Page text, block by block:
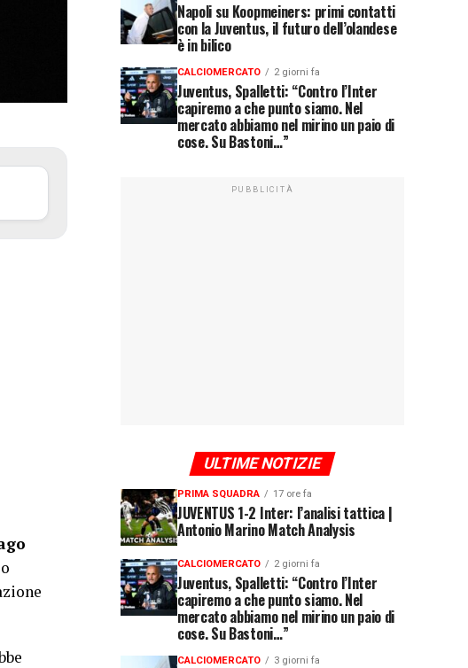
Napoli su Koopmeiners: primi contatti
con la Juventus, il futuro dell’olandese
è in bilico
CALCIOMERCATO 2 giorni fa
Juventus, Spalletti: “Contro l’Inter
capiremo a che punto siamo. Nel
mercato abbiamo nel mirino un paio di
cose. Su Bastoni…”
PUBBLICITÀ
ULTIME NOTIZIE
PRIMA SQUADRA 17 ore fa
JUVENTUS 1-2 Inter: l’analisi tattica |
Antonio Marino Match Analysis
CALCIOMERCATO 2 giorni fa
Juventus, Spalletti: “Contro l’Inter
capiremo a che punto siamo. Nel
mercato abbiamo nel mirino un paio di
cose. Su Bastoni…”
CALCIOMERCATO 3 giorni fa